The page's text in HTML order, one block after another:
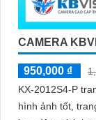
CAMERA
950,000 ₫
KX-2012S4-P
hình ảnh tốt,